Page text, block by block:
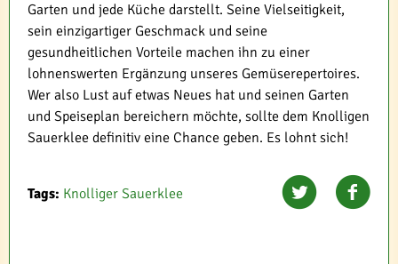
Garten und jede Küche darstellt. Seine Vielseitigkeit,
sein einzigartiger Geschmack und seine
gesundheitlichen Vorteile machen ihn zu einer
lohnenswerten Ergänzung unseres Gemüserepertoires.
Wer also Lust auf etwas Neues hat und seinen Garten
und Speiseplan bereichern möchte, sollte dem Knolligen
Sauerklee definitiv eine Chance geben. Es lohnt sich!
Tags: Knolliger Sauerklee